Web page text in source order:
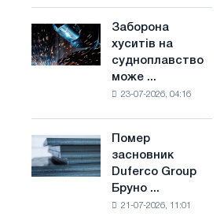
боротьбі
зі
зміною
клімату
в
Сполученому
Заборона
хуситів
на
судноплавство
Саудівської
сталі
Заборона
хуситів на
судноплавство
може ...
23-07-2026, 04:16
Помер
засновник
Duferco
Помер
засновник
Duferco Group
Бруно ...
21-07-2026, 11:01